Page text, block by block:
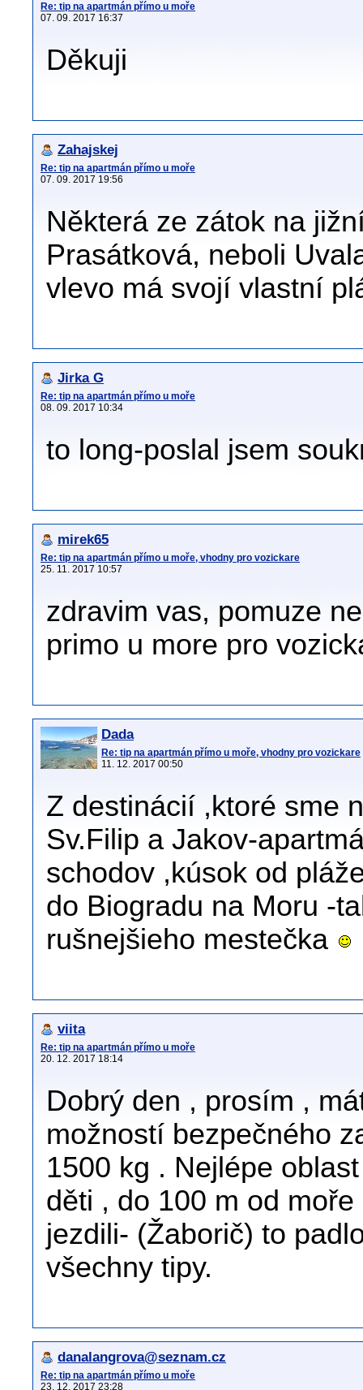
Re: tip na apartmán přímo u moře
07. 09. 2017 16:37
Děkuji
Zahajskej
Re: tip na apartmán přímo u moře
07. 09. 2017 19:56
Některá ze zátok na
Prasátková, neboli
vlevo má svojí vlastní
Jirka G
Re: tip na apartmán přímo u moře
08. 09. 2017 10:34
to long-poslal jsem
mirek65
Re: tip na apartmán přímo u moře, vhodny pro vozickare
25. 11. 2017 10:57
zdravim vas, pomuze
primo u more pro
Dada
Re: tip na apartmán přímo u moře, vhodny pro vozickare
11. 12. 2017 00:50
Z destinácií ,ktoré sme
Sv.Filip a Jakov-
schodov ,kúsok od
do Biogradu na Moru -
rušnejšieho mestečka
viita
Re: tip na apartmán přímo u moře
20. 12. 2017 18:14
Dobrý den , prosím ,
možností bezpečného
1500 kg . Nejlépe
děti , do 100 m od
jezdili- (Žaborič) to
všechny tipy.
danalangrova@seznam.cz
Re: tip na apartmán přímo u moře
23. 12. 2017 23:28